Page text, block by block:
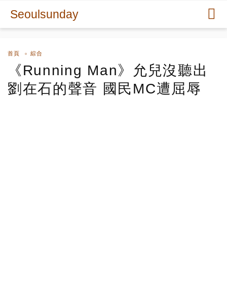
Seoulsunday
首頁 綜合
《Running Man》允兒沒聽出
劉在石的聲音 國民MC遭屈辱